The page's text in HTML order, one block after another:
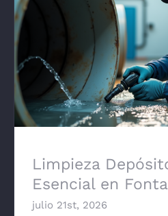
Limpieza Depósitos
Fontanero
Limpieza
Esencial en
julio 21st, 2026